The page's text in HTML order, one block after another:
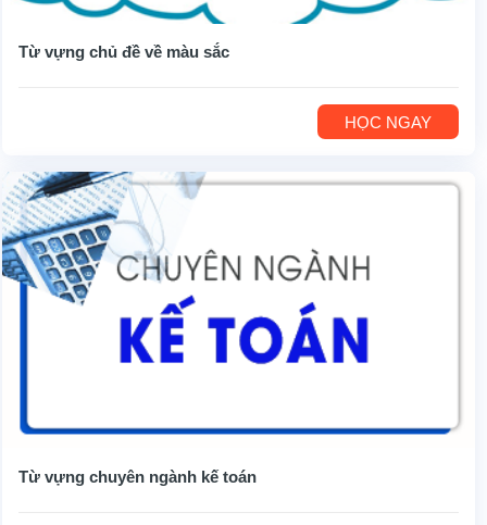
Từ vựng chủ đề về màu sắc
HỌC NGAY
Từ vựng chuyên ngành kế toán